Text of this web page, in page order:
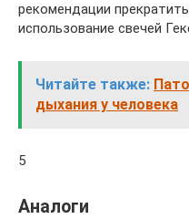
рекомендации
использование свечей
Читайте также:
дыхания у человека
5
Аналоги